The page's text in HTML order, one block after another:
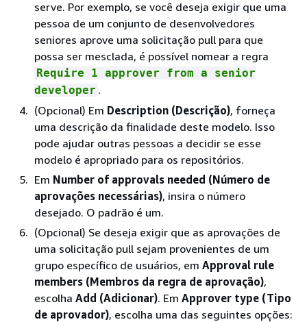
serve. Por exemplo, se você deseja exigir que uma
pessoa de um conjunto de desenvolvedores
seniores aprove uma solicitação pull para que
possa ser mesclada, é possível nomear a regra
Require 1 approver from a senior
developer .
(Opcional) Em Description (Descrição), forneça
uma descrição da finalidade deste modelo. Isso
pode ajudar outras pessoas a decidir se esse
modelo é apropriado para os repositórios.
Em Number of approvals needed (Número de
aprovações necessárias), insira o número
desejado. O padrão é um.
(Opcional) Se deseja exigir que as aprovações de
uma solicitação pull sejam provenientes de um
grupo específico de usuários, em Approval rule
members (Membros da regra de aprovação),
escolha Add (Adicionar). Em Approver type (Tipo
de aprovador), escolha uma das seguintes opções: